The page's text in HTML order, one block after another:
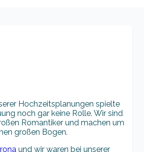
Hochzeitsplanungen spielte
noch gar keine Rolle. Wir sind
Romantiker und machen um
großen Bogen.
und wir waren bei unserer